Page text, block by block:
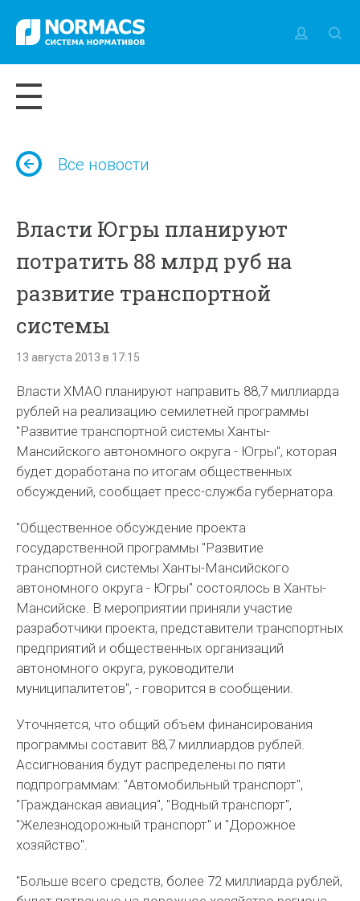
Все новости
Власти Югры планируют
потратить 88 млрд руб на
развитие транспортной
системы
13 августа 2013 в 17:15
Власти ХМАО планируют направить 88,7 миллиарда
рублей на реализацию семилетней программы
"Развитие транспортной системы Ханты-
Мансийского автономного округа - Югры", которая
будет доработана по итогам общественных
обсуждений, сообщает пресс-служба губернатора.
"Общественное обсуждение проекта
государственной программы "Развитие
транспортной системы Ханты-Мансийского
автономного округа - Югры" состоялось в Ханты-
Мансийске. В мероприятии приняли участие
разработчики проекта, представители транспортных
предприятий и общественных организаций
автономного округа, руководители
муниципалитетов", - говорится в сообщении.
Уточняется, что общий объем финансирования
программы составит 88,7 миллиардов рублей.
Ассигнования будут распределены по пяти
подпрограммам: "Автомобильный транспорт",
"Гражданская авиация", "Водный транспорт",
"Железнодорожный транспорт" и "Дорожное
хозяйство".
"Больше всего средств, более 72 миллиарда рублей,